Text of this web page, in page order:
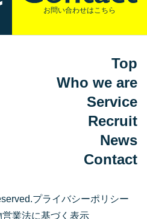
お問い合わせはこちら
Top
Who we are
Service
Recruit
News
Contact
プライバシーポリシー
営業法に基づく表示